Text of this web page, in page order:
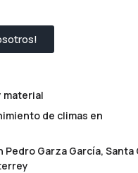
material
de climas en
Pedro Garza García,